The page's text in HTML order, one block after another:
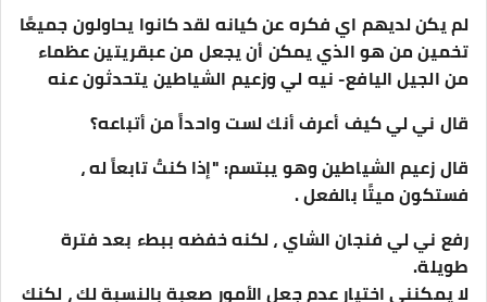
لم يكن لديهم اي فكره عن كيانه لقد كانوا يحاولون جميعًا
تخمين من هو الذي يمكن أن يجعل من عبقريتين عظماء
من الجيل اليافع- نيه لي وزعيم الشياطين يتحدثون عنه
قال ني لي كيف أعرف أنك لست واحداً من أتباعه؟
قال زعيم الشياطين وهو يبتسم: "إذا كنتُ تابعاً له ،
فستكون ميتًا بالفعل .
رفع ني لي فنجان الشاي ، لكنه خفضه ببطء بعد فترة
طويلة.
لا يمكنني اختيار عدم جعل الأمور صعبة بالنسبة لك ، لكنك